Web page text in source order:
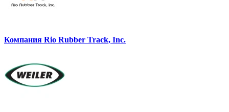
Компания Rio Rubber Track, Inc.